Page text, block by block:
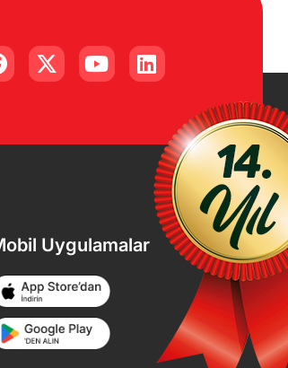
Uygulamalar